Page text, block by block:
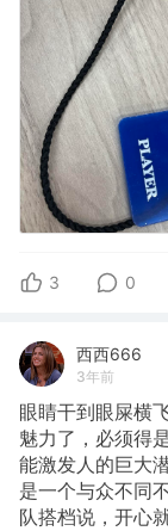
3 0
西西666
3年前
眼睛干到眼屎横
魅力了，必须得
能激发人的巨大
是一个与众不同
队搭档说，开心